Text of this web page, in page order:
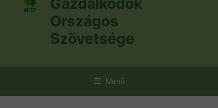
Országos
Szövetsége
Menü